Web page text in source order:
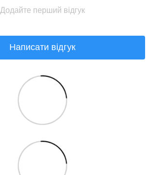
Додайте перший відгук
Написати відгук